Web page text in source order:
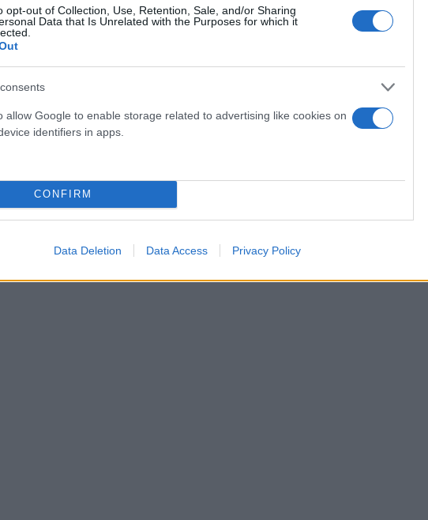
opt-out of Collection, Use, Retention, Sale, and/or Sharing
Data that Is Unrelated with the Purposes for which it
allow Google to enable storage related to advertising like cookies on
identifiers in apps.
CONFIRM
Data Deletion Data Access Privacy Policy
στη Σκωτία, τότε η Ελλάδα θα ήταν ακόμα και σήμερα στο
και δύο ήττες των Σκωτσέζων και καθώς έρχεται το μεταξύ
Γκαγκάτσημόνο στις δηλώσεις του, αλλά απευθύνθηκε και
του. Είχε συνομιλία με τον Θόδωρο Θεοδωρίδη, με τον οποίο
και με άλλους εκπροσώπους τηςUEFΑ εκφράζοντας τα
όσον αφορά την αντιμετώπιση της Εθνικής ομάδας από τη